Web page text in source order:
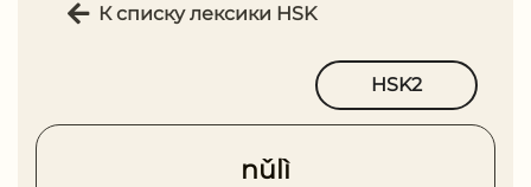
К списку лексики HSK
HSK2
nǔlì